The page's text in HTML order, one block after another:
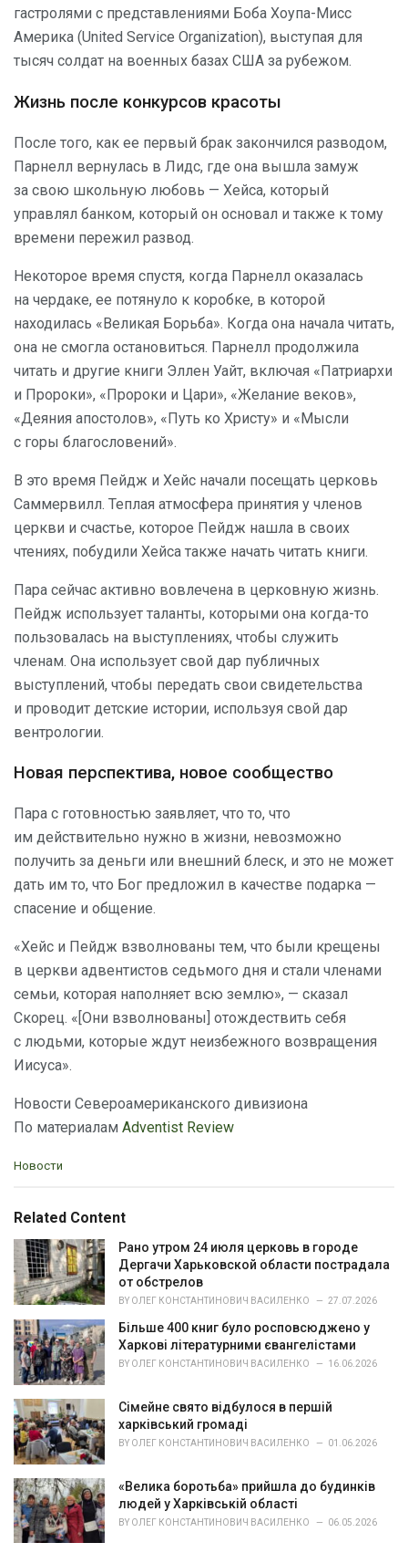
гастролями с представлениями Боба Хоупа-Мисс
Америка (United Service Organization), выступая для
тысяч солдат на военных базах США за рубежом.
Жизнь после конкурсов красоты
После того, как ее первый брак закончился разводом,
Парнелл вернулась в Лидс, где она вышла замуж
за свою школьную любовь — Хейса, который
управлял банком, который он основал и также к тому
времени пережил развод.
Некоторое время спустя, когда Парнелл оказалась
на чердаке, ее потянуло к коробке, в которой
находилась «Великая Борьба». Когда она начала читать,
она не смогла остановиться. Парнелл продолжила
читать и другие книги Эллен Уайт, включая «Патриархи
и Пророки», «Пророки и Цари», «Желание веков»,
«Деяния апостолов», «Путь ко Христу» и «Мысли
с горы благословений».
В это время Пейдж и Хейс начали посещать церковь
Саммервилл. Теплая атмосфера принятия у членов
церкви и счастье, которое Пейдж нашла в своих
чтениях, побудили Хейса также начать читать книги.
Пара сейчас активно вовлечена в церковную жизнь.
Пейдж использует таланты, которыми она когда-то
пользовалась на выступлениях, чтобы служить
членам. Она использует свой дар публичных
выступлений, чтобы передать свои свидетельства
и проводит детские истории, используя свой дар
вентрологии.
Новая перспектива, новое сообщество
Пара с готовностью заявляет, что то, что
им действительно нужно в жизни, невозможно
получить за деньги или внешний блеск, и это не может
дать им то, что Бог предложил в качестве подарка —
спасение и общение.
«Хейс и Пейдж взволнованы тем, что были крещены
в церкви адвентистов седьмого дня и стали членами
семьи, которая наполняет всю землю», — сказал
Скорец. «[Они взволнованы] отождествить себя
с людьми, которые ждут неизбежного возвращения
Иисуса».
Новости Североамериканского дивизиона
По материалам Adventist Review
C
e
o
r
i
e
:
Новости
Related Content
Рано утром 24 июля церковь в городе
Дергачи Харьковской области пострадала
от обстрелов
BY ОЛЕГ КОНСТАНТИНОВИЧ ВАСИЛЕНКО 27.07.2026
Більше 400 книг було росповсюджено у
Харкові літературними євангелістами
BY ОЛЕГ КОНСТАНТИНОВИЧ ВАСИЛЕНКО 16.06.2026
Сімейне свято відбулося в першій
харківський громаді
BY ОЛЕГ КОНСТАНТИНОВИЧ ВАСИЛЕНКО 01.06.2026
«Велика боротьба» прийшла до будинків
людей у Харківській області
BY ОЛЕГ КОНСТАНТИНОВИЧ ВАСИЛЕНКО 06.05.2026